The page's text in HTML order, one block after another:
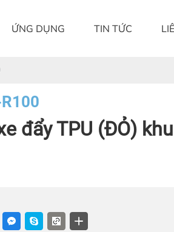
ỨNG DỤNG TIN TỨC
đẩy TPU (ĐỎ)